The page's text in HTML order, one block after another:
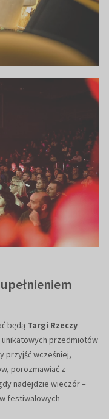
będą Targi Rzeczy
unikatowych przedmiotów
przyjść wcześniej,
porozmawiać z
nadejdzie wieczór –
festiwalowych